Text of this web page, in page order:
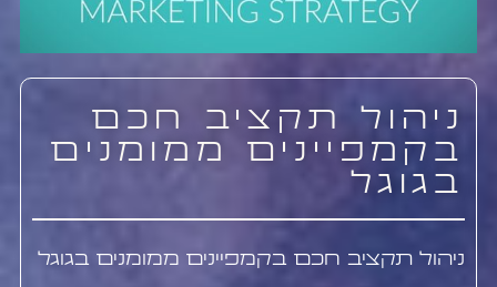
ניהול תקציב חכם
בקמפיינים ממומנים
בגוגל
ניהול תקציב חכם בקמפיינים ממומנים בגוגל